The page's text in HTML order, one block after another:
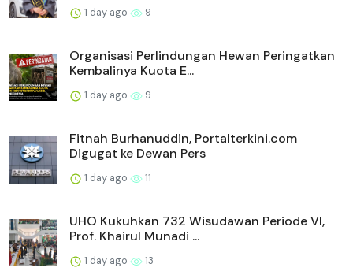
1 day ago 9
Organisasi Perlindungan Hewan Peringatkan
Kembalinya Kuota E...
1 day ago 9
Fitnah Burhanuddin, Portalterkini.com
Digugat ke Dewan Pers
1 day ago 11
UHO Kukuhkan 732 Wisudawan Periode VI,
Prof. Khairul Munadi ...
1 day ago 13